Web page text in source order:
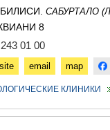
САБУРТАЛО
8
243 01 00
email map
КЛИНИКИ